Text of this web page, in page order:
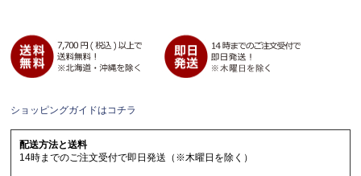
ショッピングガイドはコチラ
配送方法と送料
14時までのご注文受付で即日発送（※木曜日を除く）